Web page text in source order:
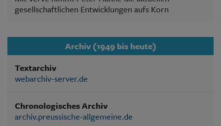
gesellschaftlichen Entwicklungen aufs Korn
Archiv (1949 bis heute)
Textarchiv
webarchiv-server.de
Chronologisches Archiv
archiv.preussische-allgemeine.de